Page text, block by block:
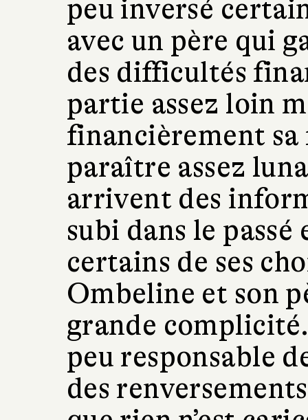
peu inversé
avec un père qui
des difficultés
partie assez loin
financièrement
paraître assez
arrivent des
subi dans le
certains de ses
Ombeline et son
grande
peu responsable
des